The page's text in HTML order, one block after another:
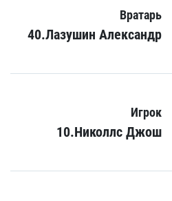
Вратарь
40.Лазушин Александр
Игрок
10.Николлс Джош